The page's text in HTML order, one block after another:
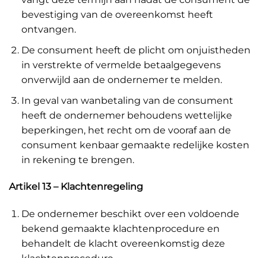
bevestiging van de overeenkomst heeft
ontvangen.
De consument heeft de plicht om onjuistheden
in verstrekte of vermelde betaalgegevens
onverwijld aan de ondernemer te melden.
In geval van wanbetaling van de consument
heeft de ondernemer behoudens wettelijke
beperkingen, het recht om de vooraf aan de
consument kenbaar gemaakte redelijke kosten
in rekening te brengen.
Artikel 13 – Klachtenregeling
De ondernemer beschikt over een voldoende
bekend gemaakte klachtenprocedure en
behandelt de klacht overeenkomstig deze